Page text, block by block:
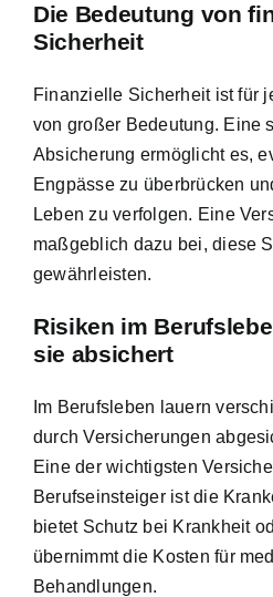
Die Bedeutung von
Sicherheit
Finanzielle Sicherheit ist für
von großer Bedeutung. Eine
Absicherung ermöglicht es,
Engpässe zu überbrücken
Leben zu verfolgen. Eine
maßgeblich dazu bei, diese
gewährleisten.
Risiken im
sie absichert
Im Berufsleben lauern
durch Versicherungen
Eine der wichtigsten
Berufseinsteiger ist die
bietet Schutz bei Krankheit
übernimmt die Kosten für
Behandlungen.